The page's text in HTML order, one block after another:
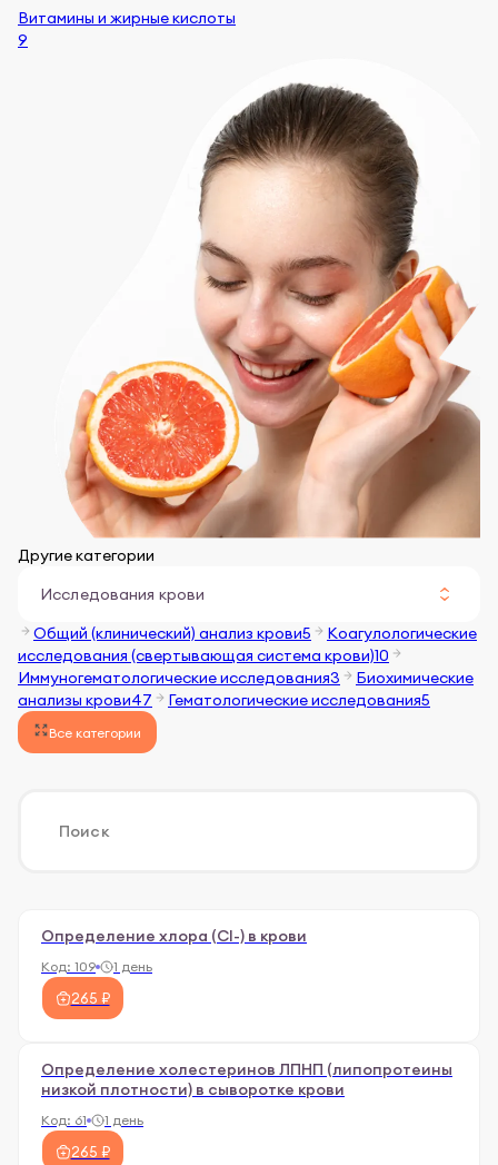
Витамины и жирные кислоты
9
Другие категории
Исследования крови
Общий (клинический) анализ крови5
Коагулологические
исследования (свертывающая система крови)10
Иммуногематологические исследования3
Биохимические
анализы крови47 Гематологические исследования5
Все категории
Определение хлора (Сl-) в крови
Код: 109 1 день
265 ₽
Определение холестеринов ЛПНП (липопротеины
низкой плотности) в сыворотке крови
Код: 61 1 день
265 ₽